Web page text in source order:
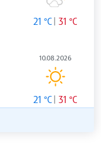
21 °C 31 °C
10.08.2026
21 °C 31 °C